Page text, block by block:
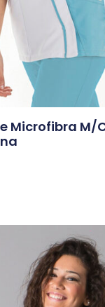
Microfibra M/